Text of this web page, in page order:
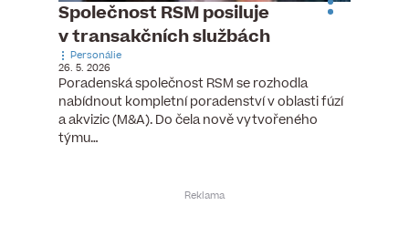
Společnost RSM posiluje
v transakčních službách
Personálie
26. 5. 2026
Poradenská společnost RSM se rozhodla
nabídnout kompletní poradenství v oblasti fúzí
a akvizic (M&A). Do čela nově vytvořeného
týmu…